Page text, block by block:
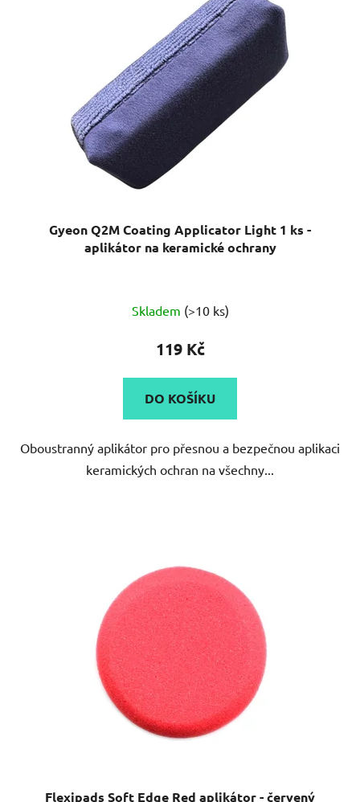
Gyeon Q2M Coating Applicator Light 1 ks -
aplikátor na keramické ochrany
Skladem (>10 ks)
119 Kč
DO KOŠÍKU
Oboustranný aplikátor pro přesnou a bezpečnou aplikaci
keramických ochran na všechny...
Flexipads Soft Edge Red aplikátor - červený